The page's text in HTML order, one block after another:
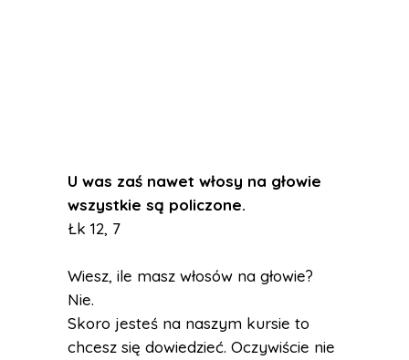
U was zaś nawet włosy na głowie
wszystkie są policzone.
Łk 12, 7
Wiesz, ile masz włosów na głowie?
Nie.
Skoro jesteś na naszym kursie to
chcesz się dowiedzieć. Oczywiście nie